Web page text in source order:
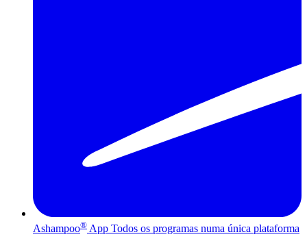
Ashampoo® App Todos os programas numa única plataforma